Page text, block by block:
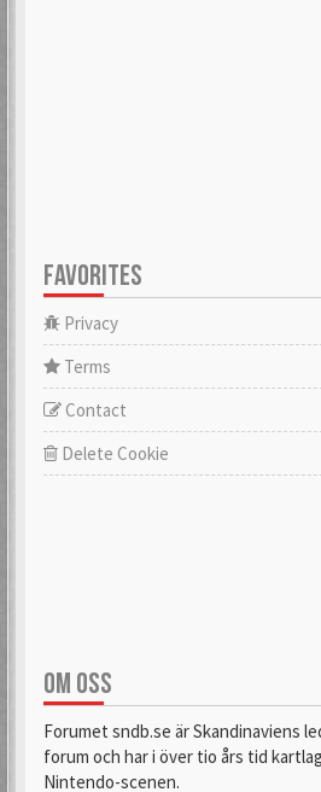
FAVORITES
Privacy
Terms
Contact
Delete Cookie
OM OSS
Forumet sndb.se är Skandinaviens
forum och har i över tio års tid
Nintendo-scenen.